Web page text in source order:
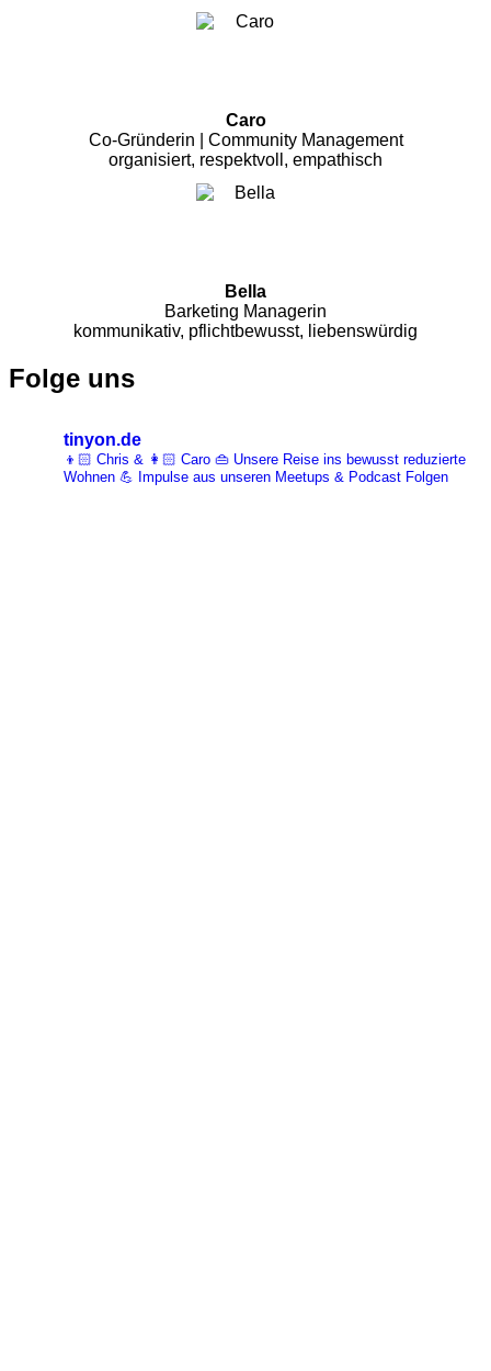
Caro
Co-Gründerin | Community Management
organisiert, respektvoll, empathisch
Bella
Barketing Managerin
kommunikativ, pflichtbewusst, liebenswürdig
Folge uns
tinyon.de
👦🏻 Chris & 👩🏻 Caro 👜 Unsere Reise ins bewusst reduzierte
Wohnen 💪 Impulse aus unseren Meetups & Podcast Folgen